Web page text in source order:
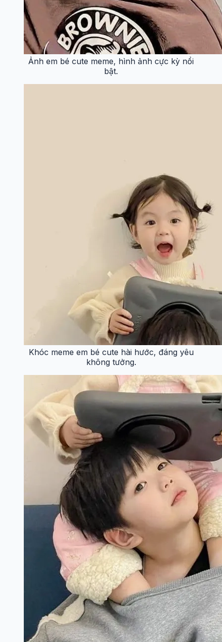
Ảnh em bé cute meme, hình ảnh cực kỳ nổi
bật.
Khóc meme em bé cute hài hước, đáng yêu
không tưởng.